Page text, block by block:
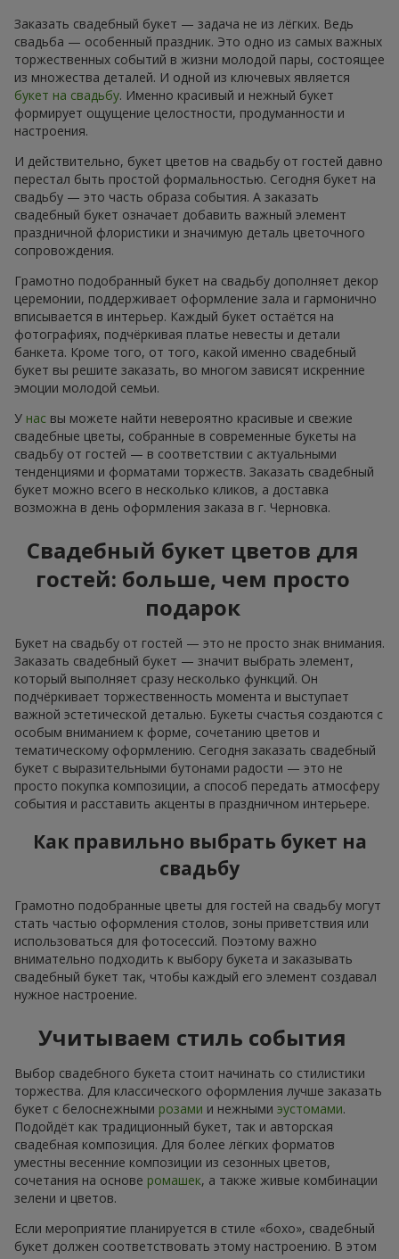
Заказать свадебный букет — задача не из лёгких. Ведь
свадьба — особенный праздник. Это одно из самых важных
торжественных событий в жизни молодой пары, состоящее
из множества деталей. И одной из ключевых является
букет на свадьбу. Именно красивый и нежный букет
формирует ощущение целостности, продуманности и
настроения.
И действительно, букет цветов на свадьбу от гостей давно
перестал быть простой формальностью. Сегодня букет на
свадьбу — это часть образа события. А заказать
свадебный букет означает добавить важный элемент
праздничной флористики и значимую деталь цветочного
сопровождения.
Грамотно подобранный букет на свадьбу дополняет декор
церемонии, поддерживает оформление зала и гармонично
вписывается в интерьер. Каждый букет остаётся на
фотографиях, подчёркивая платье невесты и детали
банкета. Кроме того, от того, какой именно свадебный
букет вы решите заказать, во многом зависят искренние
эмоции молодой семьи.
У нас вы можете найти невероятно красивые и свежие
свадебные цветы, собранные в современные букеты на
свадьбу от гостей — в соответствии с актуальными
тенденциями и форматами торжеств. Заказать свадебный
букет можно всего в несколько кликов, а доставка
возможна в день оформления заказа в г. Черновка.
Свадебный букет цветов для
гостей: больше, чем просто
подарок
Букет на свадьбу от гостей — это не просто знак внимания.
Заказать свадебный букет — значит выбрать элемент,
который выполняет сразу несколько функций. Он
подчёркивает торжественность момента и выступает
важной эстетической деталью. Букеты счастья создаются с
особым вниманием к форме, сочетанию цветов и
тематическому оформлению. Сегодня заказать свадебный
букет с выразительными бутонами радости — это не
просто покупка композиции, а способ передать атмосферу
события и расставить акценты в праздничном интерьере.
Как правильно выбрать букет на
свадьбу
Грамотно подобранные цветы для гостей на свадьбу могут
стать частью оформления столов, зоны приветствия или
использоваться для фотосессий. Поэтому важно
внимательно подходить к выбору букета и заказывать
свадебный букет так, чтобы каждый его элемент создавал
нужное настроение.
Учитываем стиль события
Выбор свадебного букета стоит начинать со стилистики
торжества. Для классического оформления лучше заказать
букет с белоснежными розами и нежными эустомами.
Подойдёт как традиционный букет, так и авторская
свадебная композиция. Для более лёгких форматов
уместны весенние композиции из сезонных цветов,
сочетания на основе ромашек, а также живые комбинации
зелени и цветов.
Если мероприятие планируется в стиле «бохо», свадебный
букет должен соответствовать этому настроению. В этом